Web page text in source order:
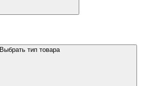
Выбрать тип товара